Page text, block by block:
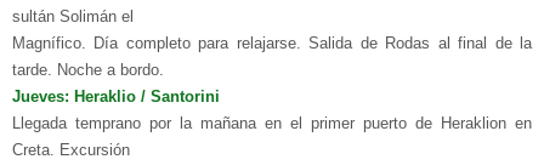
sultán Solimán el
Magnífico. Día completo para relajarse. Salida de Rodas al final de la
tarde. Noche a bordo.
Jueves: Heraklio / Santorini
Llegada temprano por la mañana en el primer puerto de Heraklion en
Creta. Excursión